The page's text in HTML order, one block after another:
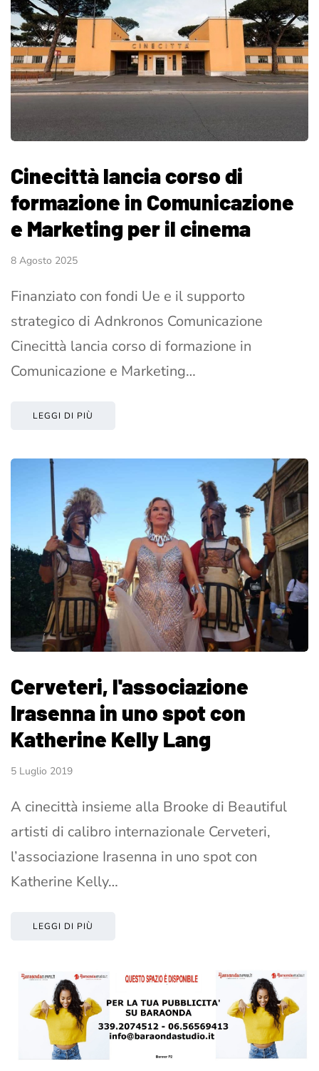
Cinecittà lancia corso di
formazione in Comunicazione
e Marketing per il cinema
8 Agosto 2025
Finanziato con fondi Ue e il supporto
strategico di Adnkronos Comunicazione
Cinecittà lancia corso di formazione in
Comunicazione e Marketing…
LEGGI DI PIÙ
Cerveteri, l'associazione
Irasenna in uno spot con
Katherine Kelly Lang
5 Luglio 2019
A cinecittà insieme alla Brooke di Beautiful
artisti di calibro internazionale Cerveteri,
l’associazione Irasenna in uno spot con
Katherine Kelly…
LEGGI DI PIÙ